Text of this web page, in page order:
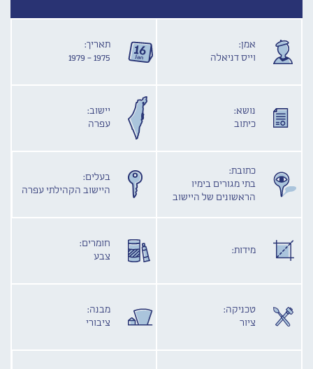
אמן:
וייס דניאלה
תאריך:
1975 - 1979
נושא:
כיתוב
יישוב:
עפרה
כתובת:
בתי מגורים בימיו
הראשונים של היישוב
בעלים:
היישוב הקהילתי עפרה
מידות:
חומרים:
צבע
טכניקה:
ציור
מבנה:
ציבורי